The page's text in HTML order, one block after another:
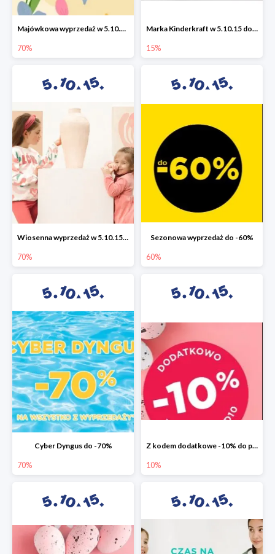
Majówkowa wyprzedaż w 5.10.15 do -70%
70%
Marka Kinderkraft w 5.10.15 do -15%
15%
Wiosenna wyprzedaż w 5.10.15 do -70%
70%
Sezonowa wyprzedaż do -60%
60%
Cyber Dyngus do -70%
70%
Z kodem dodatkowe -10% do promocji -50%!
10%